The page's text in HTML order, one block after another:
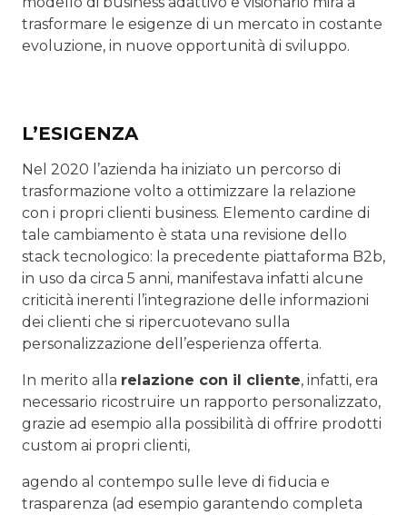
trasformare le esigenze di un mercato in costante
evoluzione, in nuove opportunità di sviluppo.
L’ESIGENZA
Nel 2020 l’azienda ha iniziato un percorso di
trasformazione volto a ottimizzare la relazione
con i propri clienti business. Elemento cardine di
tale cambiamento è stata una revisione dello
stack tecnologico: la precedente piattaforma B2b,
in uso da circa 5 anni, manifestava infatti alcune
criticità inerenti l’integrazione delle informazioni
dei clienti che si ripercuotevano sulla
personalizzazione dell’esperienza offerta.
In merito alla relazione con il cliente, infatti, era
necessario ricostruire un rapporto personalizzato,
grazie ad esempio alla possibilità di offrire prodotti
custom ai propri clienti,
agendo al contempo sulle leve di fiducia e
trasparenza (ad esempio garantendo completa